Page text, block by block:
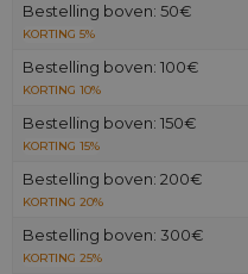
Bestelling boven: 50€
KORTING 5%
Bestelling boven: 100€
KORTING 10%
Bestelling boven: 150€
KORTING 15%
Bestelling boven: 200€
KORTING 20%
Bestelling boven: 300€
KORTING 25%